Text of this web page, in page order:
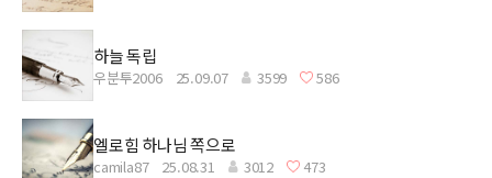
하늘 독립
우분투2006 25.09.07 3599 586
엘로힘 하나님 쪽으로
camila87 25.08.31 3012 473